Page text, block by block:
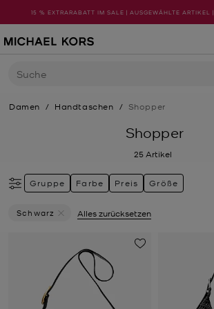
15 % EXTRARABATT IM SALE | AUSGEWÄHLTE ARTIKEL |
Suche
Damen / Handtaschen / Shopper
Shopper
25 Artikel
Gruppe Farbe Preis Größe
Schwarz
Alles zurücksetzen